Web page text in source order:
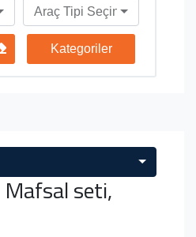
Araç Tipi Seçiniz
Kategoriler
seti,